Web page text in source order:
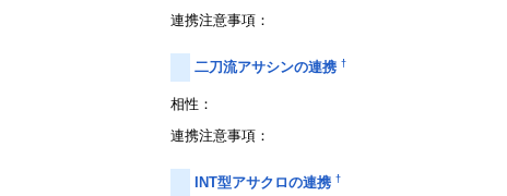
連携注意事項：
二刀流アサシンの連携 †
相性：
連携注意事項：
INT型アサクロの連携 †